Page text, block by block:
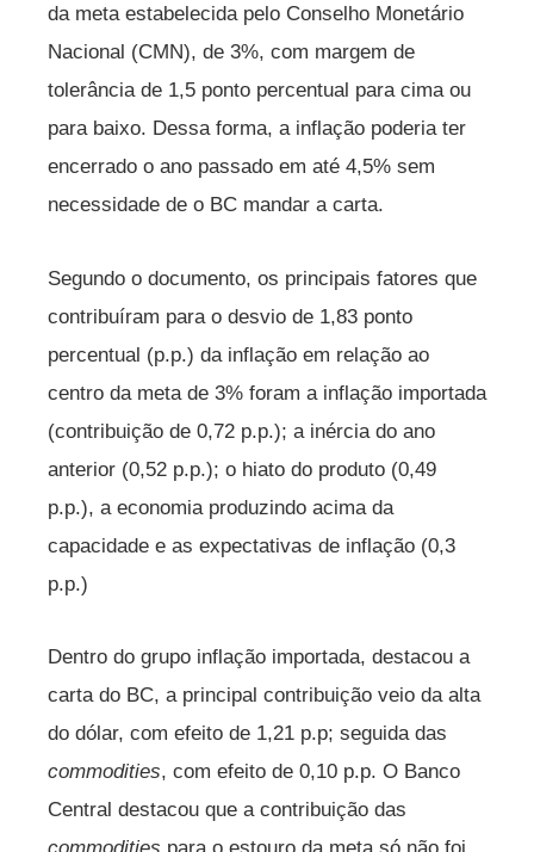
da meta estabelecida pelo Conselho Monetário
Nacional (CMN), de 3%, com margem de
tolerância de 1,5 ponto percentual para cima ou
para baixo. Dessa forma, a inflação poderia ter
encerrado o ano passado em até 4,5% sem
necessidade de o BC mandar a carta.
Segundo o documento, os principais fatores que
contribuíram para o desvio de 1,83 ponto
percentual (p.p.) da inflação em relação ao
centro da meta de 3% foram a inflação importada
(contribuição de 0,72 p.p.); a inércia do ano
anterior (0,52 p.p.); o hiato do produto (0,49
p.p.), a economia produzindo acima da
capacidade e as expectativas de inflação (0,3
p.p.)
Dentro do grupo inflação importada, destacou a
carta do BC, a principal contribuição veio da alta
do dólar, com efeito de 1,21 p.p; seguida das
commodities, com efeito de 0,10 p.p. O Banco
Central destacou que a contribuição das